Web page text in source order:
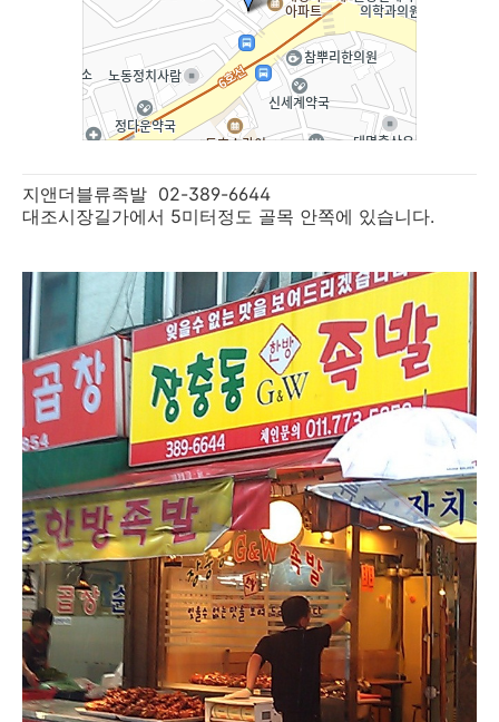
지앤더블류족발 02-389-6644
대조시장길가에서 5미터정도 골목 안쪽에 있습니다.